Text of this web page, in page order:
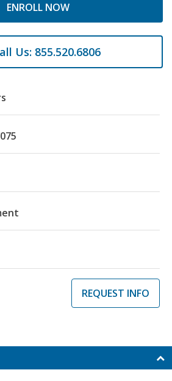
ENROLL NOW
Us: 855.520.6806
REQUEST INFO